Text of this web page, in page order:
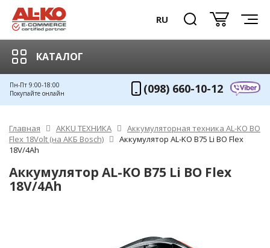
RU
КАТАЛОГ
Пн-Пт 9:00-18:00
Покупайте онлайн
(098) 660-10-12
Главная AKKU ТЕХНИКА
Аккумуляторная техника AL-KO BO
Flex 18Volt (на АКБ Bosch)
Аккумулятор AL-KO B75 Li BO Flex
18V/4Ah
Аккумулятор AL-KO B75 Li BO Flex
18V/4Ah